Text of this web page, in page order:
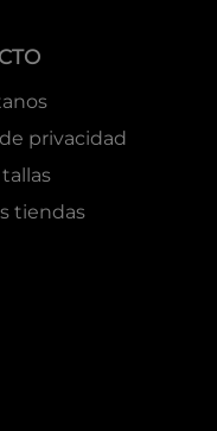
privacidad
tiendas